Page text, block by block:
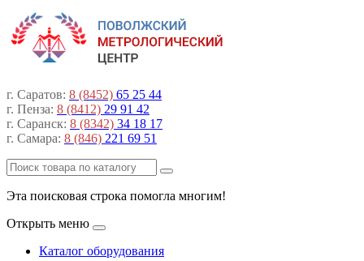
г. Саратов: 8 (8452) 65 25 44
г. Пенза: 8 (8412) 29 91 42
г. Саранск: 8 (8342) 34 18 17
г. Самара: 8 (846) 221 69 51
Эта поисковая строка помогла многим!
Открыть меню
Каталог оборудования